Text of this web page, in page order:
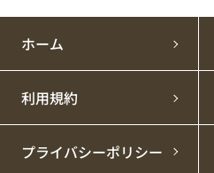
ホーム
利用規約
プライバシーポリシー